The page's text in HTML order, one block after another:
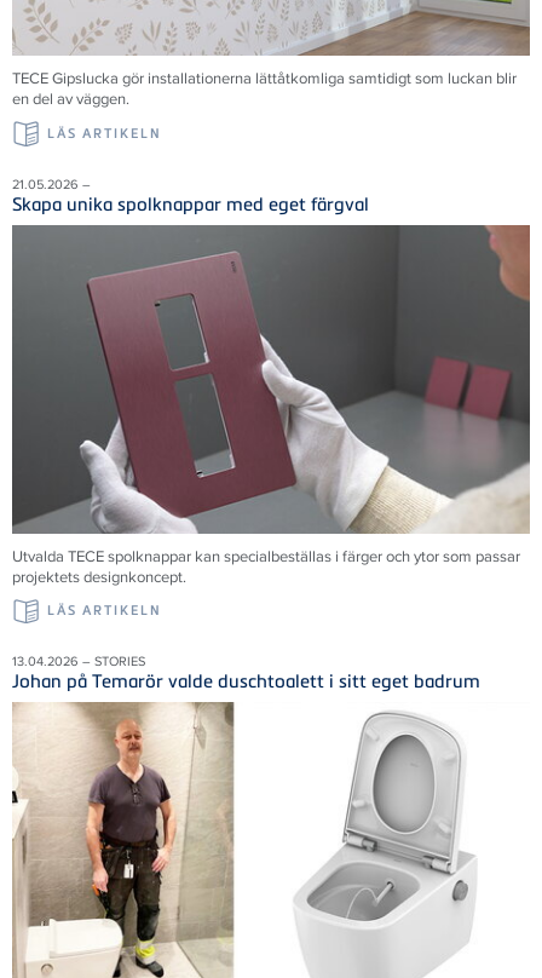
TECE Gipslucka gör installationerna lättåtkomliga samtidigt som luckan blir
en del av väggen.
LÄS ARTIKELN
21.05.2026 –
Skapa unika spolknappar med eget färgval
Utvalda TECE spolknappar kan specialbeställas i färger och ytor som passar
projektets designkoncept.
LÄS ARTIKELN
13.04.2026 – STORIES
Johan på Temarör valde duschtoalett i sitt eget badrum